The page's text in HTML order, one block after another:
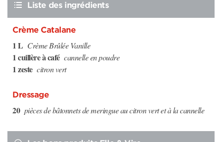
Liste des ingrédients
Crème Catalane
1 L Crème Brûlée Vanille
1 cuillère à café cannelle en poudre
1 zeste citron vert
Dressage
20 pièces de bâtonnets de meringue au citron vert et à la cannelle